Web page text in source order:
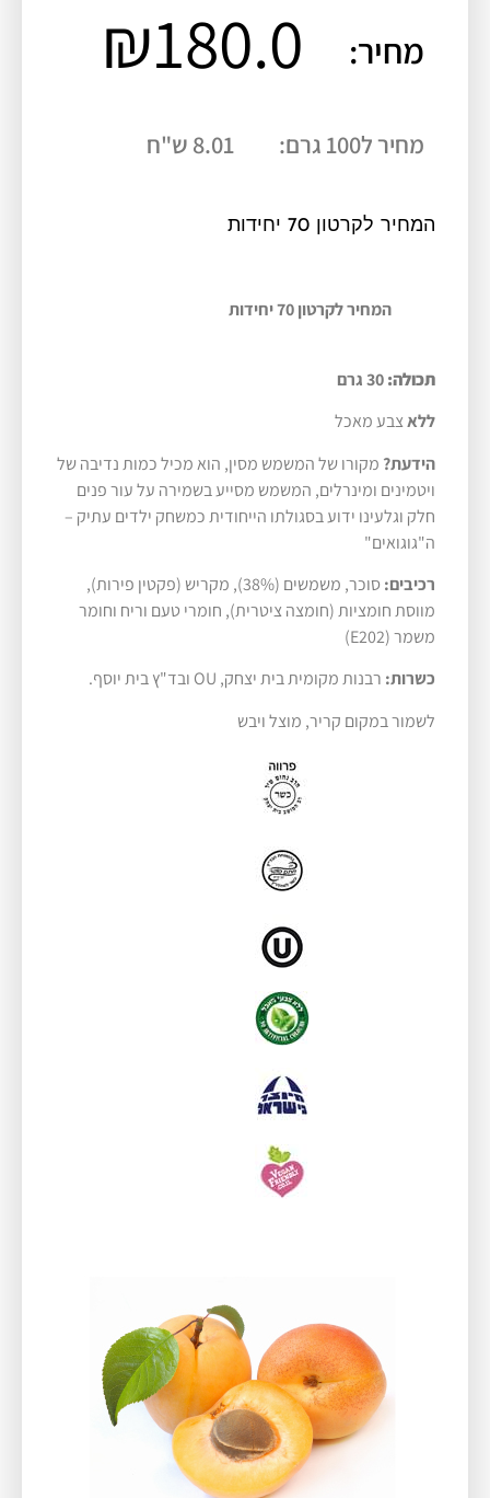
מחיר: ₪180.0
מחיר ל100 גרם: 8.01 ש"ח
המחיר לקרטון 70 יחידות
המחיר לקרטון 70 יחידות
תכולה:30 גרם
ללאצבע מאכל
הידעת? מקורו של המשמש מסין, הוא מכיל כמות נדיבה של
ויטמינים ומינרלים, המשמש מסייע בשמירה על עור פנים
חלק וגלעינו ידוע בסגולתו הייחודית כמשחק ילדים עתיק –
ה"גוגואים"
רכיבים:
סוכר, משמשים (38%), מקריש (פקטין פירות),
מווסת חומציות (חומצה ציטרית), חומרי טעם וריח וחומר
משמר (E202)
כשרות: רבנות מקומית בית יצחק, OU ובד"ץ בית יוסף.
לשמור במקום קריר, מוצל ויבש